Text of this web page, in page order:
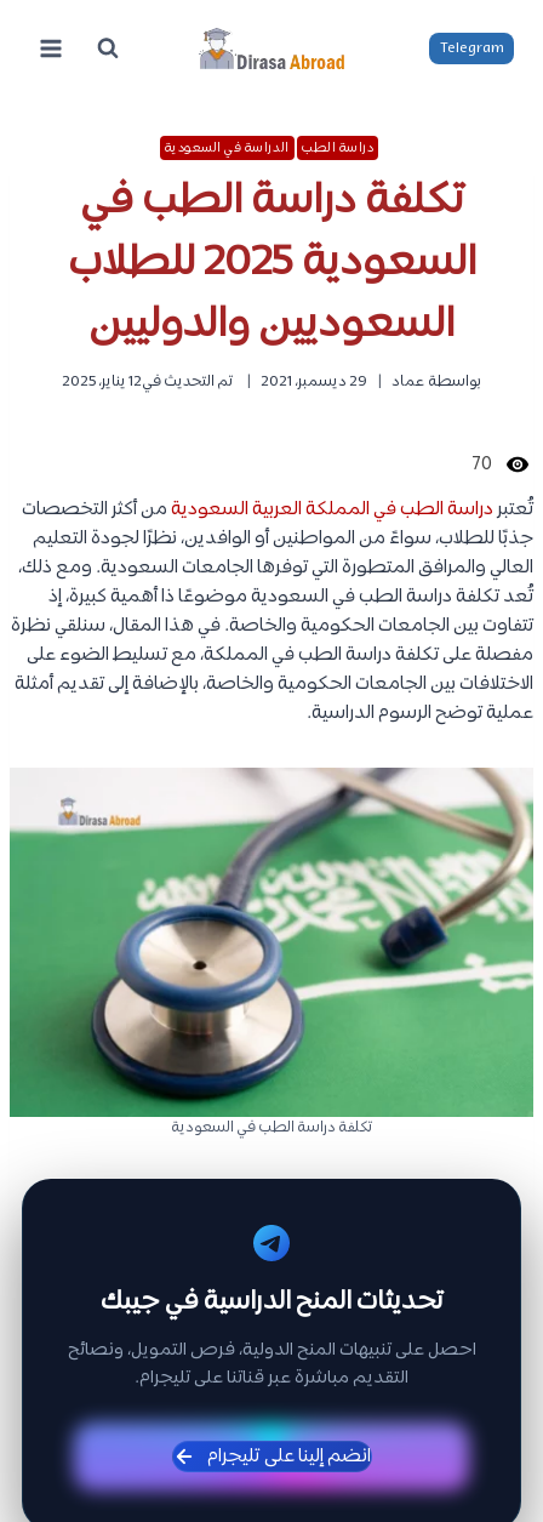
المحتوى
Telegram
دراسة الطب الدراسة في السعودية
تكلفة دراسة الطب في
السعودية 2025 للطلاب
السعوديين والدوليين
بواسطة عماد 29 ديسمبر، 2021 تم التحديث في12 يناير، 2025
70
تُعتبردراسة الطب في المملكة العربية السعوديةمن أكثر التخصصات
جذبًا للطلاب، سواءً من المواطنين أو الوافدين، نظرًا لجودة التعليم
العالي والمرافق المتطورة التي توفرها الجامعات السعودية. ومع ذلك،
تُعد تكلفة دراسة الطب في السعودية موضوعًا ذا أهمية كبيرة، إذ
تتفاوت بين الجامعات الحكومية والخاصة. في هذا المقال، سنلقي نظرة
مفصلة على تكلفة دراسة الطب في المملكة، مع تسليط الضوء على
الاختلافات بين الجامعات الحكومية والخاصة، بالإضافة إلى تقديم أمثلة
عملية توضح الرسوم الدراسية.
تكلفة دراسة الطب في السعودية
تحديثات المنح الدراسية في جيبك
احصل على تنبيهات المنح الدولية، فرص التمويل، ونصائح
التقديم مباشرة عبر قناتنا على تليجرام.
انضم إلينا على تليجرام